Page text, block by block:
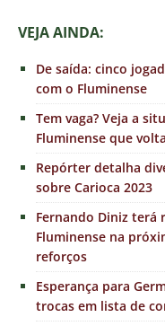
VEJA AINDA:
De saída: cinco
com o Fluminense
Tem vaga? Veja a
Fluminense que
Repórter detalha
sobre Carioca 2023
Fernando Diniz terá
Fluminense na
reforços
Esperança para
trocas em lista de